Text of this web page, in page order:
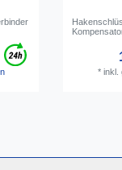
* inkl.